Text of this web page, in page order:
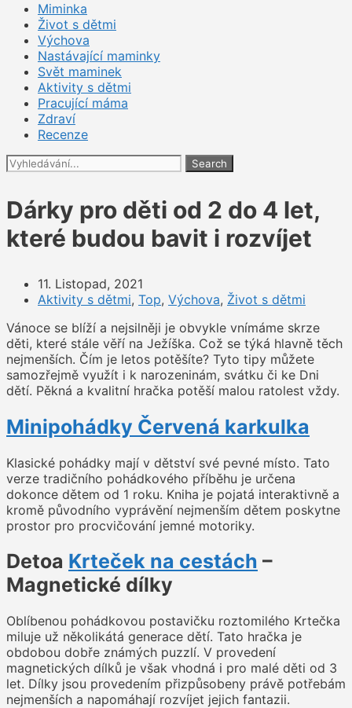
Miminka
Život s dětmi
Výchova
Nastávající maminky
Svět maminek
Aktivity s dětmi
Pracující máma
Zdraví
Recenze
Search
Dárky pro děti od 2 do 4 let,
které budou bavit i rozvíjet
11. Listopad, 2021
Aktivity s dětmi, Top, Výchova, Život s dětmi
Vánoce se blíží a nejsilněji je obvykle vnímáme skrze
děti, které stále věří na Ježíška. Což se týká hlavně těch
nejmenších. Čím je letos potěšíte? Tyto tipy můžete
samozřejmě využít i k narozeninám, svátku či ke Dni
dětí. Pěkná a kvalitní hračka potěší malou ratolest vždy.
Minipohádky Červená karkulka
Klasické pohádky mají v dětství své pevné místo. Tato
verze tradičního pohádkového příběhu je určena
dokonce dětem od 1 roku. Kniha je pojatá interaktivně a
kromě původního vyprávění nejmenším dětem poskytne
prostor pro procvičování jemné motoriky.
Detoa Krteček na cestách –
Magnetické dílky
Oblíbenou pohádkovou postavičku roztomilého Krtečka
miluje už několikátá generace dětí. Tato hračka je
obdobou dobře známých puzzlí. V provedení
magnetických dílků je však vhodná i pro malé děti od 3
let. Dílky jsou provedením přizpůsobeny právě potřebám
nejmenších a napomáhají rozvíjet jejich fantazii.